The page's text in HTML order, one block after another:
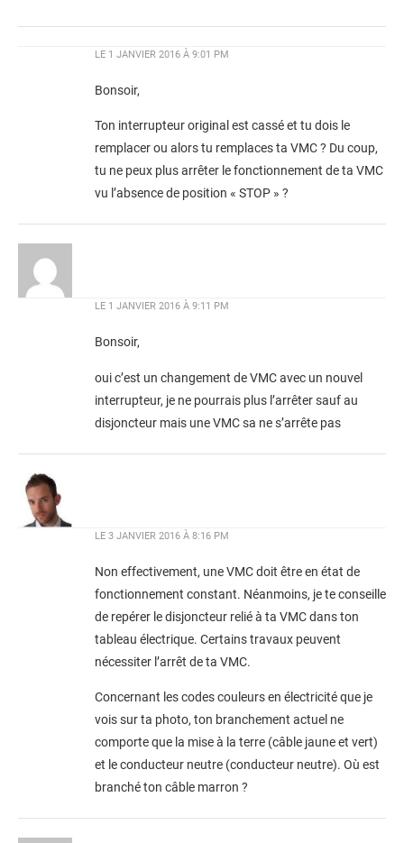
LE 1 JANVIER 2016 À 9:01 PM
Bonsoir,
Ton interrupteur original est cassé et tu dois le
remplacer ou alors tu remplaces ta VMC ? Du coup,
tu ne peux plus arrêter le fonctionnement de ta VMC
vu l’absence de position « STOP » ?
LE 1 JANVIER 2016 À 9:11 PM
Bonsoir,
oui c’est un changement de VMC avec un nouvel
interrupteur, je ne pourrais plus l’arrêter sauf au
disjoncteur mais une VMC sa ne s’arrête pas
LE 3 JANVIER 2016 À 8:16 PM
Non effectivement, une VMC doit être en état de
fonctionnement constant. Néanmoins, je te conseille
de repérer le disjoncteur relié à ta VMC dans ton
tableau électrique. Certains travaux peuvent
nécessiter l’arrêt de ta VMC.
Concernant les codes couleurs en électricité que je
vois sur ta photo, ton branchement actuel ne
comporte que la mise à la terre (câble jaune et vert)
et le conducteur neutre (conducteur neutre). Où est
branché ton câble marron ?